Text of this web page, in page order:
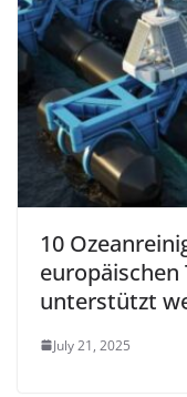
10
unterstützt
July 21, 2025